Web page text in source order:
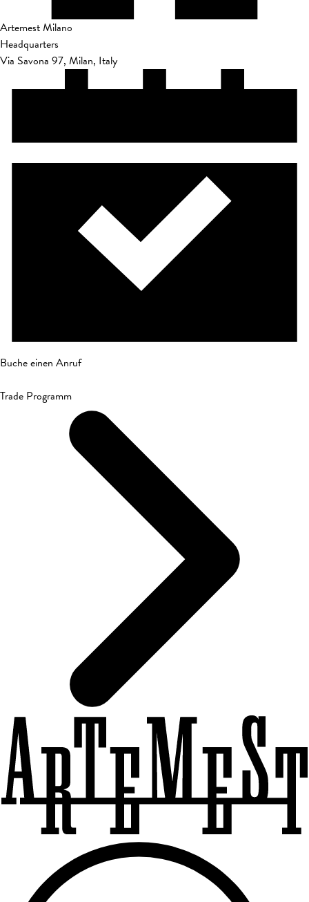
Artemest Milano
Headquarters
Via Savona 97, Milan, Italy
Buche einen Anruf
Trade Programm